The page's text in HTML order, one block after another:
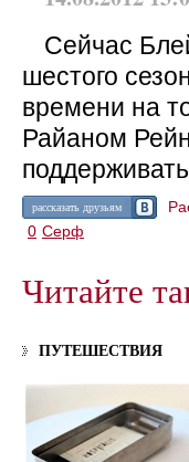
Сейчас
шестого
времени на
Райаном
рассказать друзьям
0 Серф
Читайте
ПУТЕШЕСТВИЯ